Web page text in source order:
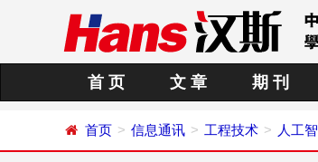
首 页 文 章 期 刊
首页 信息通讯 工程技术 人工